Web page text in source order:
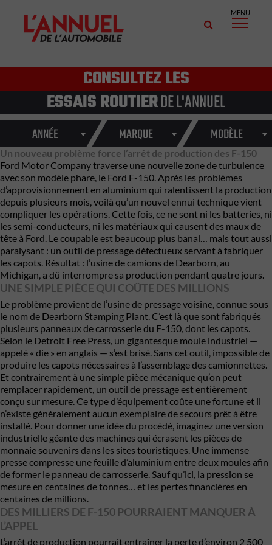
MENU
CONSULTEZ LES
ESSAIS ROUTIERDE L'ANNUEL
ANNÉE MARQUE MODÈLE
Un nouveau problème force l’arrêt de production des F-150
Ford Motor Companytraverse une nouvelle zone de turbulence
avec son modèle phare, le Ford F-150. Après les problèmes
d’approvisionnement en aluminium qui ralentissent la production
depuis plusieurs mois, voilà qu’un nouvel ennui technique vient
compliquer les opérations. Cette fois, ce ne sont ni les batteries, ni
les semi-conducteurs, ni les matériaux qui causent des maux de
tête à Ford. Le coupable est beaucoup plus banal… mais tout aussi
paralysant : un outil de pressage défectueux servant à fabriquer
les capots. Résultat : l’usine de camions de Dearborn, au
Michigan, a dû interrompre sa production pendant quatre jours.
UNE SIMPLE PIÈCE QUI COÛTE DES MILLIONS
Le problème provient de l’usine de pressage voisine, connue sous
le nom de Dearborn Stamping Plant. C’est là que sont fabriqués
plusieurs panneaux de carrosserie du F-150, dont les capots.
Selon le Detroit Free Press, un gigantesque moule industriel —
appelé « die » en anglais — s’est brisé. Sans cet outil, impossible de
produire les capots nécessaires à l’assemblage des camionnettes.
Et contrairement à une simple pièce mécanique qu’on peut
remplacer rapidement, un outil de pressage est entièrement
conçu sur mesure. Ce type d’équipement coûte une fortune et il
n’existe généralement aucun exemplaire de secours prêt à être
installé. Pour donner une idée du procédé, imaginez une version
industrielle géante des machines qui écrasent les pièces de
monnaie souvenirs dans les sites touristiques. Une immense
presse compresse une feuille d’aluminium entre deux moules afin
de former le panneau de carrosserie. Sauf qu’ici, la pression se
mesure en centaines de tonnes… et les pertes financières en
centaines de millions.
DES MILLIERS DE F-150 POURRAIENT MANQUER À
L’APPEL
L’arrêt de production pourrait entraîner la perte d’environ 2 500